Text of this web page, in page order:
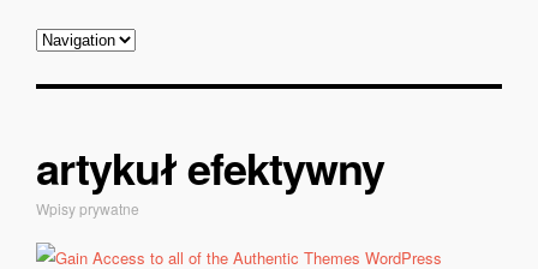
artykuł efektywny
Wpisy prywatne